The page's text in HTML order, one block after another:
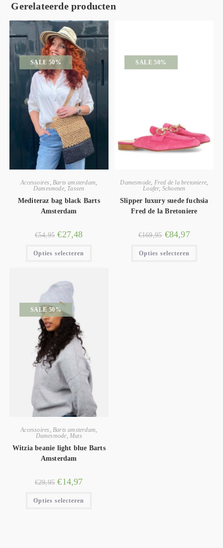
Gerelateerde producten
SALE 50%
Accessoires , Barts amsterdam,
Damesmode, Tassen
Mediteraz bag black Barts
Amsterdam
€54,95 €27,48
Opties selecteren
SALE 50%
Damesmode, Fred de la bretoniere,
Loafer, Schoenen
Slipper luxury suede fuchsia
Fred de la Bretoniere
€169,95 €84,97
Opties selecteren
SALE 50%
Accessoires , Barts amsterdam,
Damesmode, Muts
Witzia beanie light blue Barts
Amsterdam
€29,95 €14,97
Opties selecteren